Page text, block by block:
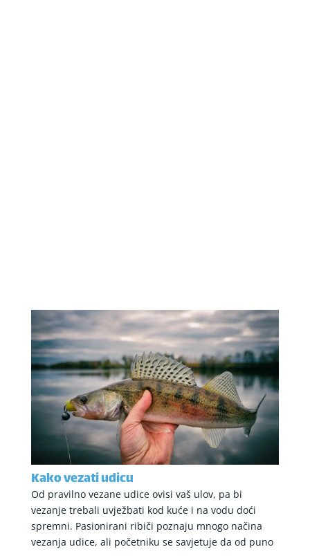
Kako vezati udicu
Od pravilno vezane udice ovisi vaš ulov, pa bi
vezanje trebali uvježbati kod kuće i na vodu doći
spremni. Pasionirani ribiči poznaju mnogo načina
vezanja udice, ali početniku se savjetuje da od puno